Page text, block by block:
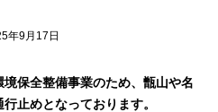
年9月17日
保全整備事業のため、甑山や名
止めとなっております。